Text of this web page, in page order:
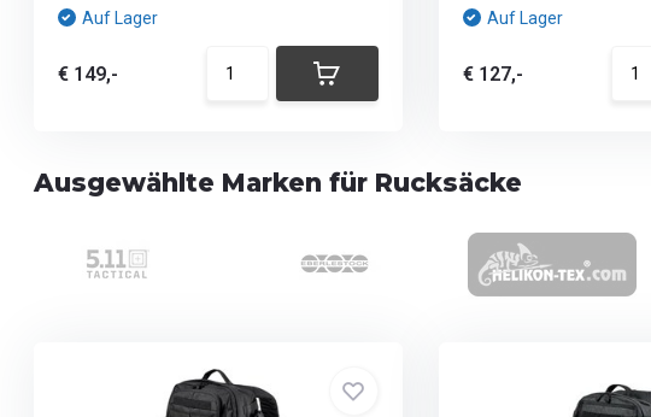
Auf Lager
€ 149,-
Auf Lager
€ 127,-
Ausgewählte Marken für Rucksäcke